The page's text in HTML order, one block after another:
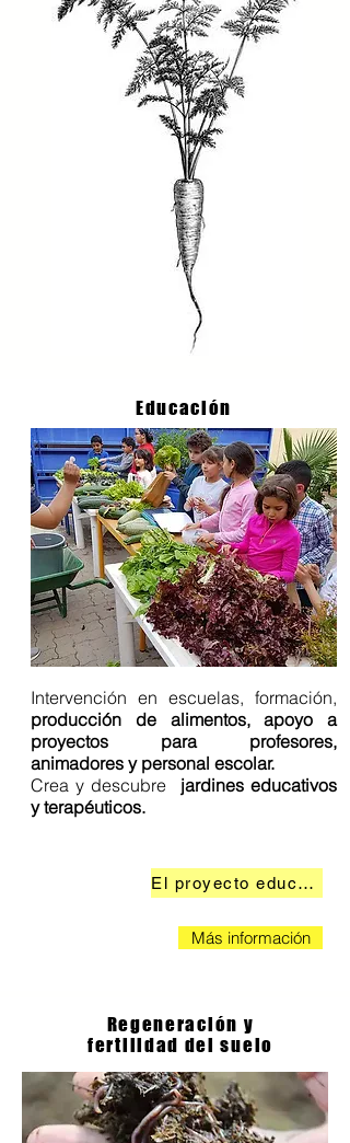
Educación
Intervención en escuelas, formación,
producción de alimentos, apoyo a
proyectos
para profesores,
animadores y personal escolar.
Crea y descubre
jardines educativos
y terapéuticos.
El proyecto educativo
Más información
Regeneración y
fertilidad del suelo